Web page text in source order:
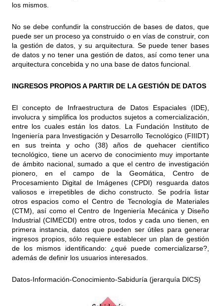
los mismos.
No se debe confundir la construcción de bases de datos, que
puede ser un proceso ya construido o en vías de construir, con
la gestión de datos, y su arquitectura. Se puede tener bases
de datos y no tener una gestión de datos, así como tener una
arquitectura concebida y no una base de datos funcional.
INGRESOS PROPIOS A PARTIR DE LA GESTIÓN DE DATOS
El concepto de Infraestructura de Datos Espaciales (IDE),
involucra y simplifica los productos sujetos a comercialización,
entre los cuales están los datos. La Fundación Instituto de
Ingeniería para Investigación y Desarrollo Tecnológico (FIIIDT)
en sus treinta y ocho (38) años de quehacer científico
tecnológico, tiene un acervo de conocimiento muy importante
de ámbito nacional, sumado a que el centro de investigación
pionero, en el campo de la Geomática, Centro de
Procesamiento Digital de Imágenes (CPDI) resguarda datos
valiosos e irrepetibles de dicho constructo. Se podría listar
otros espacios como el Centro de Tecnología de Materiales
(CTM), así como el Centro de Ingeniería Mecánica y Diseño
Industrial (CIMECDI) entre otros, todos y cada uno tienen, en
primera instancia, datos que pueden ser útiles para generar
ingresos propios, sólo requiere establecer un plan de gestión
de los mismos identificando: ¿qué puede comercializarse?,
además de definir los usuarios interesados.
Datos-Información-Conocimiento-Sabiduría (jerarquía DICS)